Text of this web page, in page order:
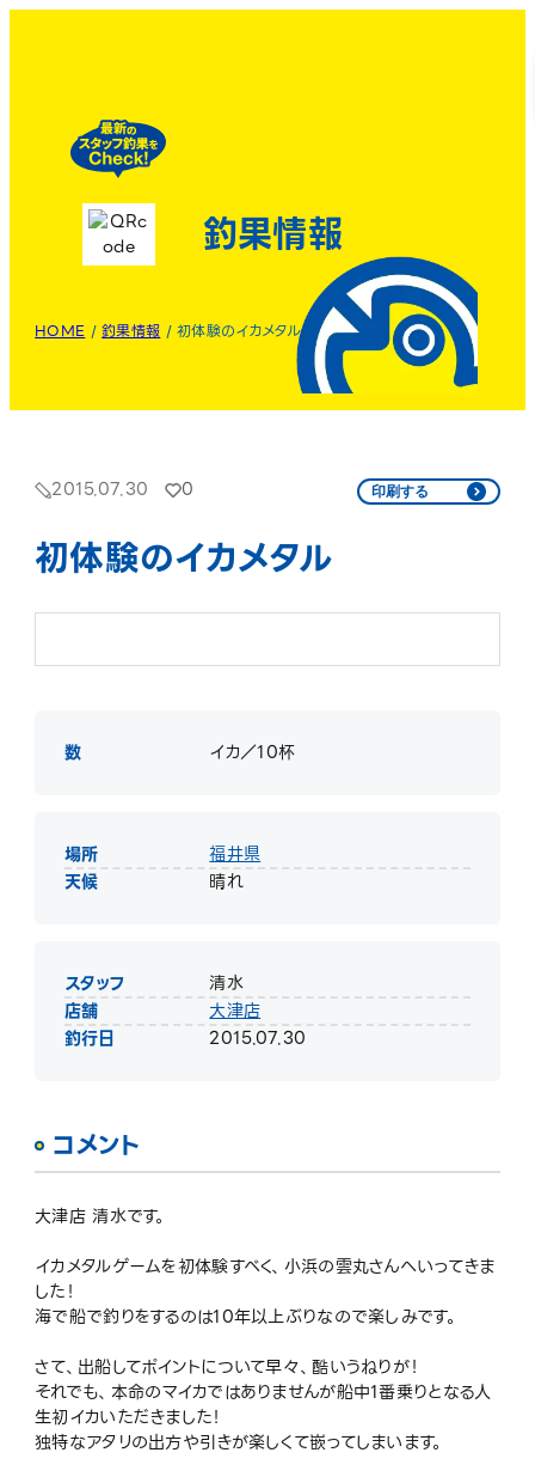
釣果情報
HOME /釣果情報 /初体験のイカメタル
2015.07.30 0 印刷する
初体験のイカメタル
数 イカ／10杯
場所
福井県
天候
晴れ
スタッフ
清水
店舗
大津店
釣行日
2015.07.30
コメント
大津店 清水です。
イカメタルゲームを初体験すべく、小浜の雲丸さんへいってきま
した！
海で船で釣りをするのは10年以上ぶりなので楽しみです。
さて、出船してポイントについて早々、酷いうねりが！
それでも、本命のマイカではありませんが船中1番乗りとなる人
生初イカいただきました！
独特なアタリの出方や引きが楽しくて嵌ってしまいます。